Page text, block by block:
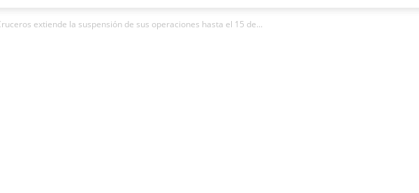
extiende la suspensión de sus operaciones hasta el 15 de...